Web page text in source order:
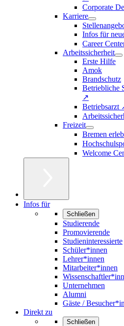
Corporate
Karriere
Infos für
Career
Arbeitssicherheit
Erste Hilfe
Amok
Brandschutz
Betriebliche
↗
Betriebsarzt
Freizeit
Bremen
Welcome
Infos für
Schließen
Studierende
Promovierende
Studieninteressierte
Schüler*innen
Lehrer*innen
Mitarbeiter*innen
Unternehmen
Alumni
Gäste /
Direkt zu
Schließen